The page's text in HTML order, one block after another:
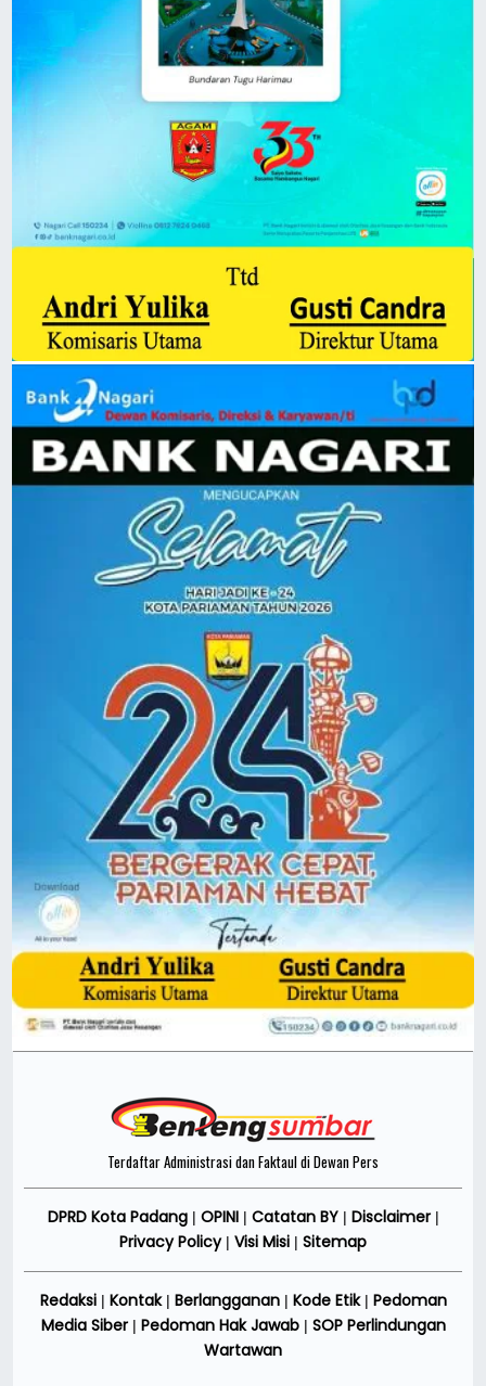
Terdaftar Administrasi dan Faktaul di Dewan Pers
DPRD Kota Padang| OPINI| Catatan BY| Disclaimer|
Privacy Policy| Visi Misi | Sitemap
Redaksi| Kontak| Berlangganan| Kode Etik| Pedoman
Media Siber| Pedoman Hak Jawab| SOP Perlindungan
Wartawan